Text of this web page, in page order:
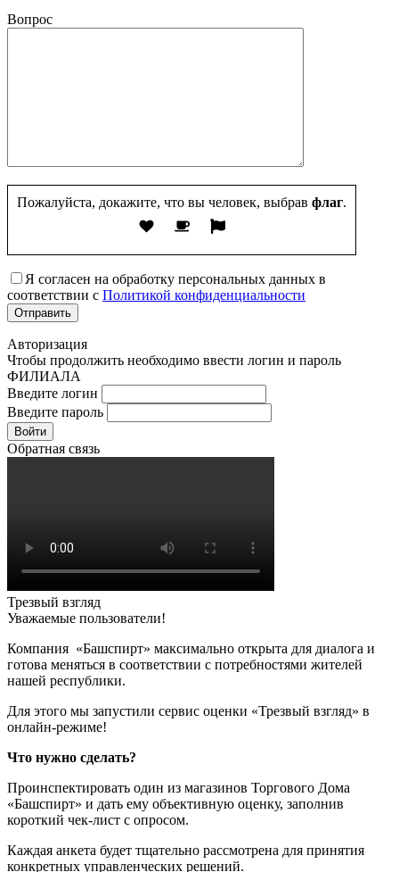
Вопрос
Пожалуйста, докажите, что вы человек, выбрав флаг.
Я согласен на обработку персональных данных в
соответствии с Политикой конфиденциальности
Авторизация
Чтобы продолжить необходимо ввести логин и пароль
ФИЛИАЛА
Введите логин
Введите пароль
Войти
Обратная связь
Трезвый взгляд
Уважаемые пользователи!
Компания «Башспирт» максимально открыта для диалога и
готова меняться в соответствии с потребностями жителей
нашей республики.
Для этого мы запустили сервис оценки «Трезвый взгляд» в
онлайн-режиме!
Что нужно сделать?
Проинспектировать один из магазинов Торгового Дома
«Башспирт» и дать ему объективную оценку, заполнив
короткий чек-лист с опросом.
Каждая анкета будет тщательно рассмотрена для принятия
конкретных управленческих решений.